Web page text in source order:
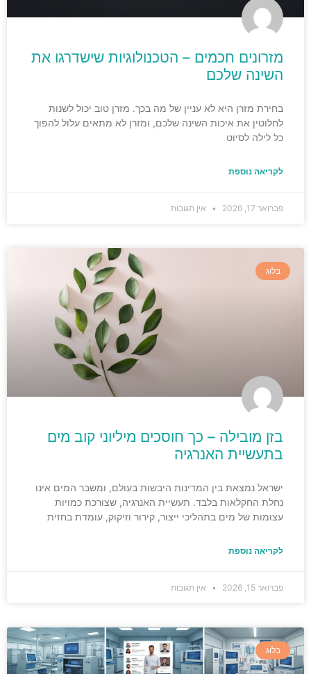
מזרונים חכמים – הטכנולוגיות שישדרגו את
השינה שלכם
בחירת מזרן היא לא עניין של מה בכך. מזרן טוב יכול לשנות
לחלוטין את איכות השינה שלכם, ומזרן לא מתאים עלול להפוך
כל לילה לסיוט
לקריאה נוספת
פברואר 17, 2026 אין תגובות
בלוג
בזן מובילה – כך חוסכים מיליוני קוב מים
בתעשיית האנרגיה
ישראל נמצאת בין המדינות היבשות בעולם, ומשבר המים אינו
נחלת החקלאות בלבד. תעשיית האנרגיה, שצורכת כמויות
עצומות של מים בתהליכי ייצור, קירור וזיקוק, עומדת בחזית
לקריאה נוספת
פברואר 15, 2026 אין תגובות
בלוג